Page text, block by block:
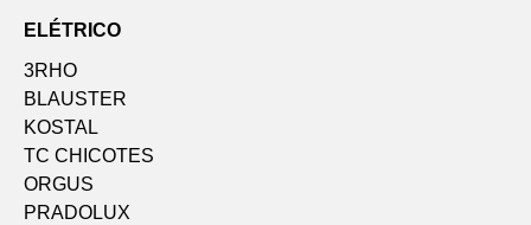
ELÉTRICO
3RHO
BLAUSTER
KOSTAL
TC CHICOTES
ORGUS
PRADOLUX